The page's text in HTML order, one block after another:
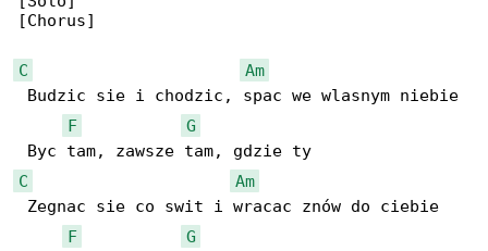
[Chorus]
C
Am
Budzic sie i chodzic, spac we wlasnym niebie
F
G
C
Am
Zegnac sie co swit i wracac znów do ciebie
F
G